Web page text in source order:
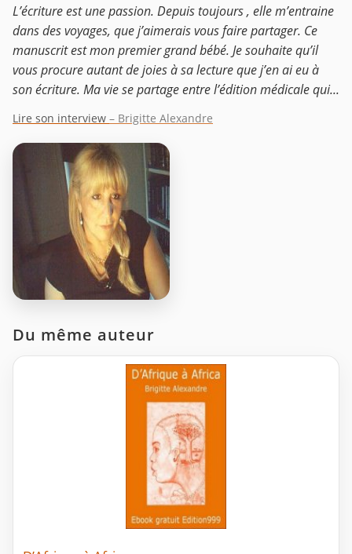
L’écriture est une passion. Depuis toujours , elle m’entraine
dans des voyages, que j’aimerais vous faire partager. Ce
manuscrit est mon premier grand bébé. Je souhaite qu’il
vous procure autant de joies à sa lecture que j’en ai eu à
son écriture. Ma vie se partage entre l’édition médicale qui...
Lire son interview – Brigitte Alexandre
Du même auteur